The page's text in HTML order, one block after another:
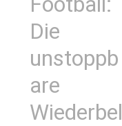
Die
unstoppb
are
Wiederbel